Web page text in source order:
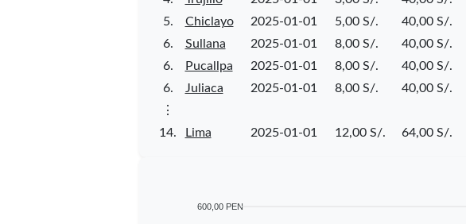
5.
Chiclayo 2025-01-01 5,00 S/. 40,00 S/.
6.
Sullana 2025-01-01 8,00 S/. 40,00 S/.
6.
Pucallpa 2025-01-01 8,00 S/. 40,00 S/.
6.
Juliaca 2025-01-01 8,00 S/. 40,00 S/.
⋮
14.
Lima 2025-01-01 12,00 S/. 64,00 S/.
600,00 PEN